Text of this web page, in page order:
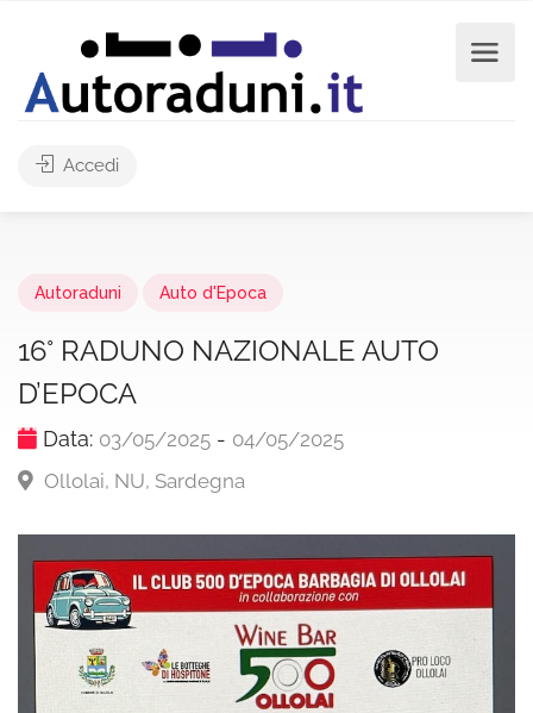
Accedi
Autoraduni Auto d'Epoca
16° RADUNO NAZIONALE AUTO
D’EPOCA
Data: 03/05/2025 - 04/05/2025
Ollolai, NU, Sardegna